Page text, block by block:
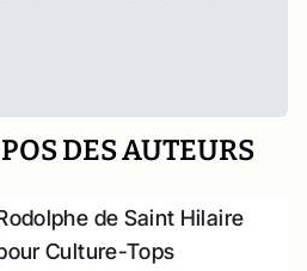
DES AUTEURS
de Saint Hilaire
Culture-Tops